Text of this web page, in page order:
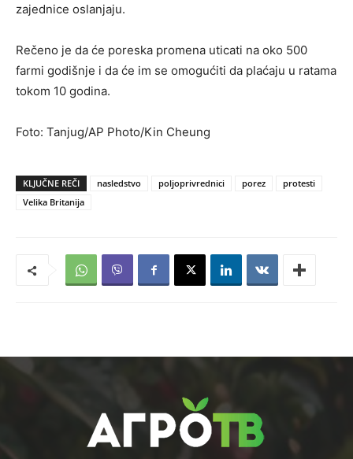
zajednice oslanjaju.
Rečeno je da će poreska promena uticati na oko 500
farmi godišnje i da će im se omogućiti da plaćaju u ratama
tokom 10 godina.
Foto: Tanjug/AP Photo/Kin Cheung
KLJUČNE REČI nasledstvo poljoprivrednici porez
protesti
Velika Britanija